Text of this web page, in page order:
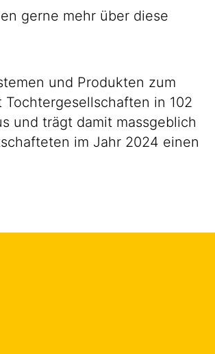
gerne mehr über diese
und Produkten zum
in 102
und trägt damit massgeblich
im Jahr 2024 einen